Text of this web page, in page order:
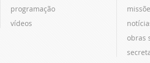
programação
vídeos
obras